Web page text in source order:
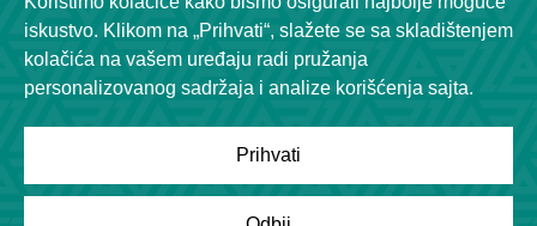
Socials
Powered by
League Engine
iskustvo. Klikom na „Prihvati“, slažete se sa skladištenjem
kolačića na vašem uređaju radi pružanja
personalizovanog sadržaja i analize korišćenja sajta.
Prihvati